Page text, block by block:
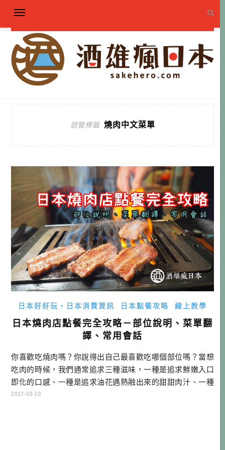
遊覽標籤 燒肉中文菜單
日本好好玩・日本消費資訊 日本點餐攻略 線上教學
日本燒肉店點餐完全攻略－部位說明、菜單翻
譯、常用會話
你喜歡吃燒肉嗎？你說得出自己最喜歡吃哪個部位嗎？當想
吃肉的時候，我們通常追求三種滋味，一種是追求鮮嫩入口
即化的口感、一種是追求油花遇熱融出來的甜甜肉汁、一種
是追求越嚼越有鮮味的嚼勁。今天這篇文章就要教大家，如
2017-03-10